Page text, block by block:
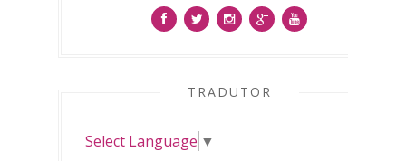
TRADUTOR
Select Language ▼